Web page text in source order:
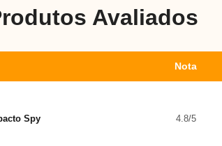
Avaliados
Nota
Spy 4.8/5